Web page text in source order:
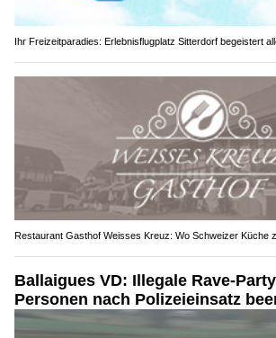
Ihr Freizeitparadies: Erlebnisflugplatz Sitterdorf begeistert
Restaurant Gasthof Weisses Kreuz: Wo Schweizer Küche
Ballaigues VD: Illegale Rave-
Personen nach Polizeieinsatz